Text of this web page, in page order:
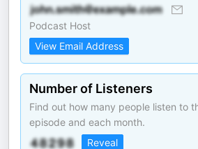
Podcast Host
View Email Address
Number of Listeners
Find out how many people listen to
episode and each month.
Reveal